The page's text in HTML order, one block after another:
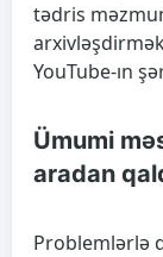
tədris
YouTube-ın
Ümumi
aradan
Problemlərlə